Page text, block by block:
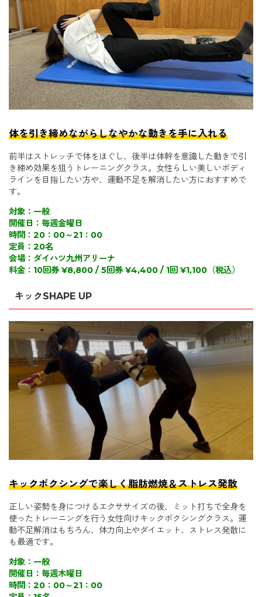
体を引き締めながらしなやかな動きを手に入れる
前半はストレッチで体をほぐし、後半は体幹を意識した動きで引
き締め効果を狙うトレーニングクラス。女性らしい美しいボディ
ラインを目指したい方や、運動不足を解消したい方におすすめで
す。
対象：一般
開催日：毎週金曜日
時間：20：00～21：00
定員：20名
会場：ダイハツ九州アリーナ
料金：10回券 ¥8,800 / 5回券 ¥4,400 / 1回 ¥1,100（税込）
キックSHAPE UP
キックボクシングで楽しく脂肪燃焼＆ストレス発散
正しい姿勢を身につけるエクササイズの後、ミット打ちで全身を
使ったトレーニングを行う女性向けキックボクシングクラス。運
動不足解消はもちろん、体力向上やダイエット、ストレス発散に
も最適です。
対象：一般
開催日：毎週木曜日
時間：20：00～21：00